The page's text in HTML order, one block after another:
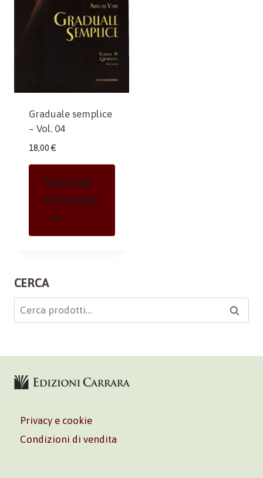
Graduale semplice
– Vol. 04
18,00 €
Aggiungi
Al Carrello
CERCA
Cerca: Cerca
Privacy e cookie
Condizioni di vendita